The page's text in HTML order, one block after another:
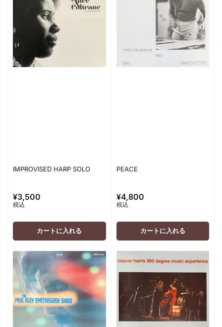
IMPROVISED HARP SOLO
通
常
価
¥3,500
税込
カートに入れる
PEACE
通
常
価
¥4,800
税込
カートに入れる